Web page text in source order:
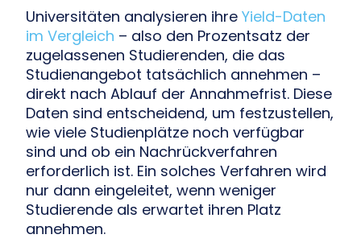
Universitäten analysieren ihre Yield-Daten
im Vergleich – also den Prozentsatz der
zugelassenen Studierenden, die das
Studienangebot tatsächlich annehmen –
direkt nach Ablauf der Annahmefrist. Diese
Daten sind entscheidend, um festzustellen,
wie viele Studienplätze noch verfügbar
sind und ob ein Nachrückverfahren
erforderlich ist. Ein solches Verfahren wird
nur dann eingeleitet, wenn weniger
Studierende als erwartet ihren Platz
annehmen.